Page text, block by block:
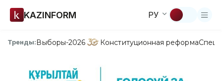
KAZINFORM РУ
Тренды:Выборы-2026 Конституционная реформа